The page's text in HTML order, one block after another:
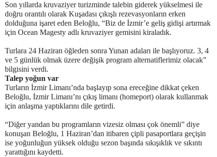
Son yıllarda kruvaziyer turizminde talebin giderek yükselmesi ile
doğru orantılı olarak Kuşadası çıkışlı rezevasyonların erken
dolduğuna işaret eden Beloğlu, “Biz de İzmir’e geliş gidişi artırmak
için Ocean Magesty adlı kruvaziyer gemisini kiraladık.
Turlara 24 Haziran öğleden sonra Yunan adaları ile başlıyoruz. 3, 4
ve 5 günlük olmak üzere değişik program alternatiflerimiz olacak”
bilgisini verdi.
Talep yoğun var
Turların İzmir Limanı’nda başlayıp sona ereceğine dikkat çeken
Beloğlu, İzmir Limanı’nı çıkış limanı (homeport) olarak kullanmak
için anlaşma yaptıklarını dile getirdi.
“Diğer yandan bu programların vizesiz olması çok önemli” diye
konuşan Beloğlu, 1 Haziran’dan itibaren çipli pasaportlara geçişin
ise yoğunluğun yüksek olduğu sezon başında sıkışıklık ve sıkıntı
yarattığını kaydetti.